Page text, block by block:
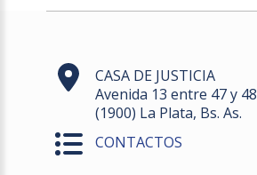
CASA DE JUSTICIA
Avenida 13 entre 47 y 48
(1900) La Plata, Bs. As.
CONTACTOS